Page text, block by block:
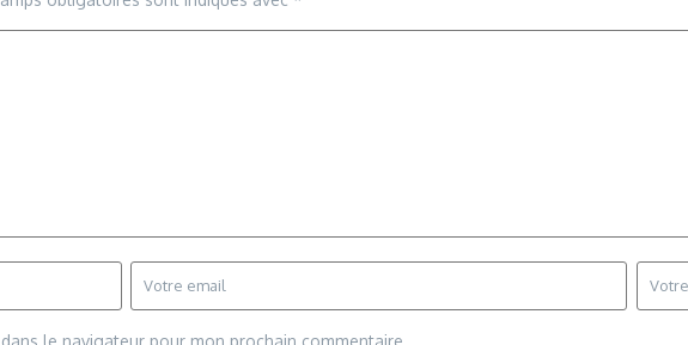
le navigateur pour mon prochain commentaire.